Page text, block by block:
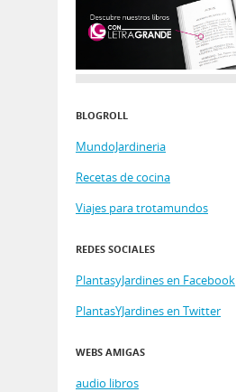
BLOGROLL
MundoJardineria
Recetas de cocina
Viajes para trotamundos
REDES SOCIALES
PlantasyJardines en Facebook
PlantasYJardines en Twitter
WEBS AMIGAS
audio libros